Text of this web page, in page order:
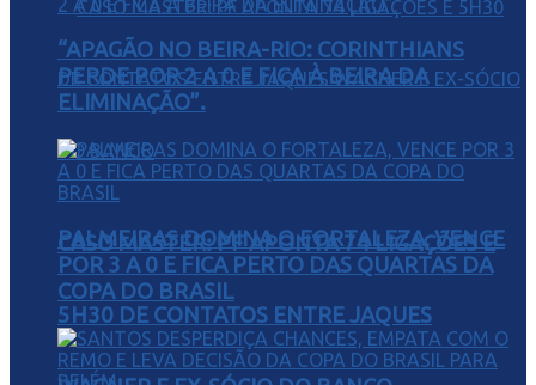
CASO MASTER: PF APONTA 74 LIGAÇÕES E
5H30 DE CONTATOS ENTRE JAQUES
“APAGÃO NO BEIRA-RIO: CORINTHIANS
PERDE POR 2 A 0 E FICA À BEIRA DA
ELIMINAÇÃO”.
PALMEIRAS DOMINA O FORTALEZA, VENCE
POR 3 A 0 E FICA PERTO DAS QUARTAS DA
COPA DO BRASIL